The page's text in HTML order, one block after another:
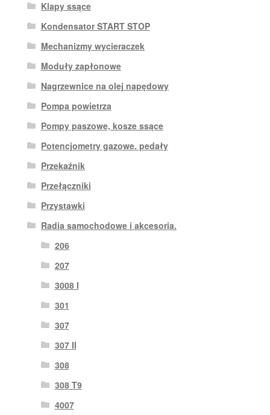
Klapy ssące
Kondensator START STOP
Mechanizmy wycieraczek
Moduły zapłonowe
Nagrzewnice na olej napędowy
Pompa powietrza
Pompy paszowe, kosze ssące
Potencjometry gazowe. pedały
Przekaźnik
Przełączniki
Przystawki
Radia samochodowe i akcesoria.
206
207
3008 I
301
307
307 II
308
308 T9
4007